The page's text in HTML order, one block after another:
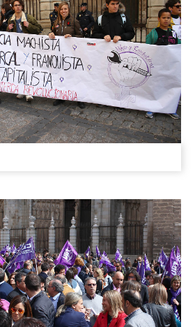
Medio Ambiente
Planeta Rural
Especiales
Política
Galerías